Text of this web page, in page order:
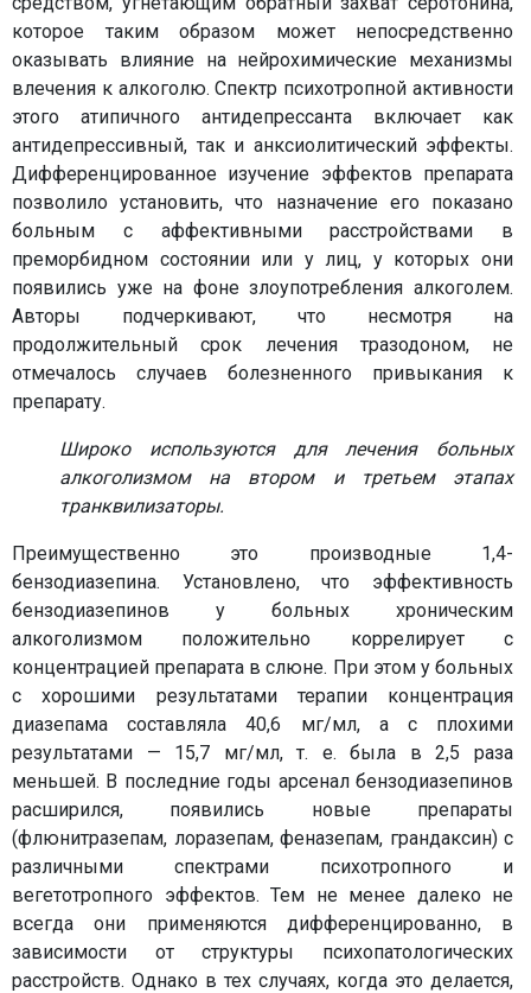
которое таким образом может непосредственно
оказывать влияние на нейрохимические механизмы
влечения к алкоголю. Спектр психотропной активности
этого атипичного антидепрессанта включает как
антидепрессивный, так и анксиолитический эффекты.
Дифференцированное изучение эффектов препарата
позволило установить, что назначение его показано
больным с аффективными расстройствами в
преморбидном состоянии или у лиц, у которых они
появились уже на фоне злоупотребления алкоголем.
Авторы подчеркивают, что несмотря на
продолжительный срок лечения тразодоном, не
отмечалось случаев болезненного привыкания к
препарату.
Широко используются для лечения больных
алкоголизмом на втором и третьем этапах
транквилизаторы.
Преимущественно это производные 1,4-
бензодиазепина. Установлено, что эффективность
бензодиазепинов у больных хроническим
алкоголизмом положительно коррелирует с
концентрацией препарата в слюне. При этом у больных
с хорошими результатами терапии концентрация
диазепама составляла 40,6 мг/мл, а с плохими
результатами — 15,7 мг/мл, т. е. была в 2,5 раза
меньшей. В последние годы арсенал бензодиазепинов
расширился, появились новые препараты
(флюнитразепам, лоразепам, феназепам, грандаксин) с
различными спектрами психотропного и
вегетотропного эффектов. Тем не менее далеко не
всегда они применяются дифференцированно, в
зависимости от структуры психопатологических
расстройств. Однако в тех случаях, когда это делается,